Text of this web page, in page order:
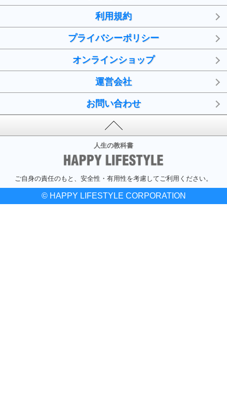
利用規約
プライバシーポリシー
オンラインショップ
運営会社
お問い合わせ
人生の教科書
ご自身の責任のもと、安全性・有用性を考慮してご利用ください。
© HAPPY LIFESTYLE CORPORATION